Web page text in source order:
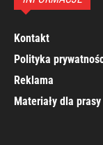
Kontakt
Polityka
Reklama
Materiały dla prasy